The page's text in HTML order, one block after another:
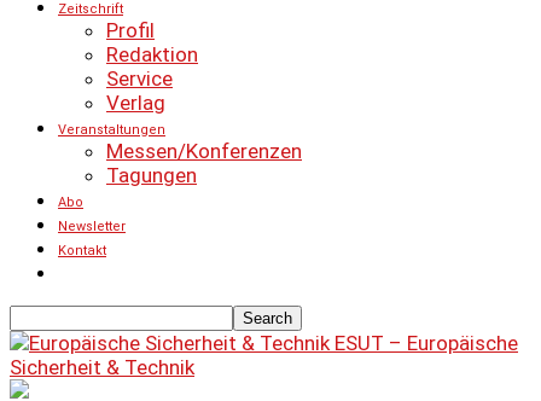
Zeitschrift
Profil
Redaktion
Service
Verlag
Veranstaltungen
Messen/Konferenzen
Tagungen
Abo
Newsletter
Kontakt
ESUT – Europäische
Sicherheit & Technik